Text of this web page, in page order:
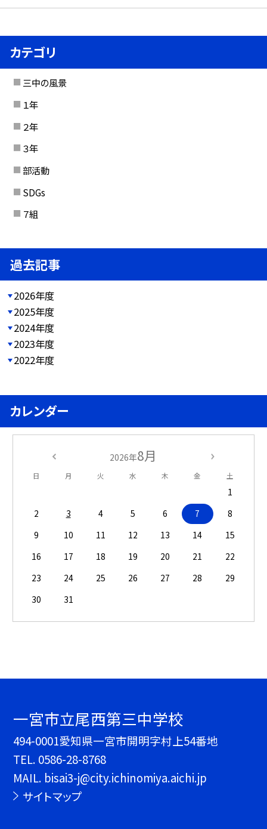
カテゴリ
三中の風景
１年
２年
３年
部活動
SDGs
７組
過去記事
2026年度
2025年度
2024年度
2023年度
2022年度
カレンダー
2026年8月
日 月 火 水 木 金 土
1
2
3 4 5 6 7
8
9
10 11 12 13 14
15
16
17 18 19 20 21
22
23
24 25 26 27 28
29
30
31
一宮市立尾西第三中学校
494-0001愛知県一宮市開明字村上54番地
TEL. 0586-28-8768
MAIL. bisai3-j@city.ichinomiya.aichi.jp
サイトマップ